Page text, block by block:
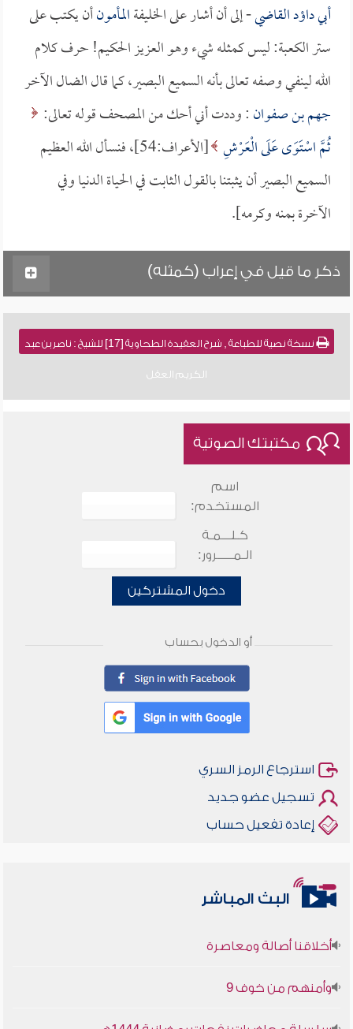
أبي داؤد القاضي- إلى أن أشار على الخليفةالمأمونأن يكتب على
ستر الكعبة: ليس كمثله شيء وهو العزيز الحكيم! حرف كلام
الله لينفي وصفه تعالى بأنه السميع البصير، كما قال الضال الآخر
جهم بن صفوان: وددت أني أحك من المصحف قوله تعالى:
ثُمَّ اسْتَوَى عَلَى الْعَرْشِ
[الأعراف:54]، فنسأل الله العظيم
السميع البصير أن يثبتنا بالقول الثابت في الحياة الدنيا وفي
الآخرة بمنه وكرمه].
ذكر ما قيل في إعراب (كمثله)
نسخة نصية للطباعة , شرح العقيدة الطحاوية [17] للشيخ : ناصر بن عبد
الكريم العقل
مكتبتك الصوتية
اسم
المستخدم:
كـلـــمـة
الـمـــــرور:
دخول المشتركين
أو الدخول بحساب
استرجاع الرمز السري
تسجيل عضو جديد
إعادة تفعيل حساب
البث المباشر